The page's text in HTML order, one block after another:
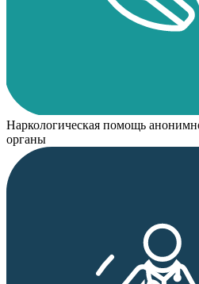
Наркологическая помощь
органы